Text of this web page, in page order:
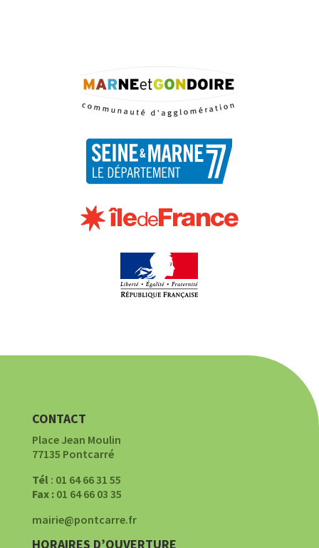
CONTACT
Place Jean Moulin
77135 Pontcarré
Tél: 01 64 66 31 55
Fax :01 64 66 03 35
mairie@pontcarre.fr
HORAIRES D’OUVERTURE